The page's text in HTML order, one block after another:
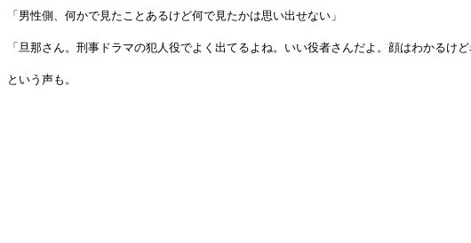
「男性側、何かで見たことあるけど何で見たかは思い出せない」
「旦那さん。刑事ドラマの犯人役でよく出てるよね。いい役者さんだよ。顔はわかるけ
という声も。